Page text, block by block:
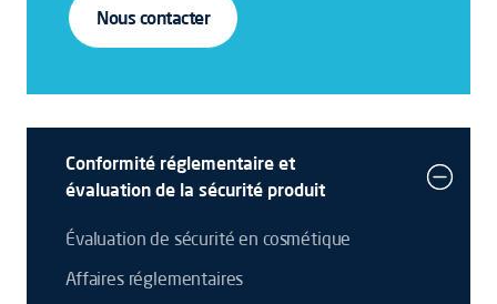
Nous contacter
Conformité réglementaire et
évaluation de la sécurité produit
Évaluation de sécurité en cosmétique
Affaires réglementaires